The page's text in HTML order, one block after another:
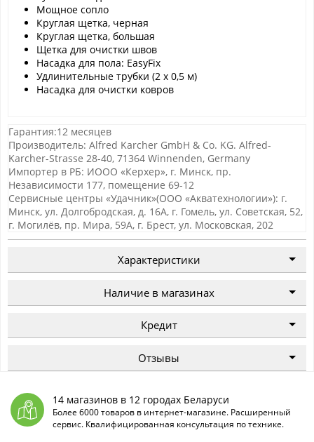
Мощное сопло
Круглая щетка, черная
Круглая щетка, большая
Щетка для очистки швов
Насадка для пола: EasyFix
Удлинительные трубки (2 х 0,5 м)
Насадка для очистки ковров
Гарантия:12 месяцев
Производитель: Alfred Karcher GmbH & Co. KG. Alfred-
Karcher-Strasse 28-40, 71364 Winnenden, Germany
Импортер в РБ: ИООО «Керхер», г. Минск, пр.
Независимости 177, помещение 69-12
Сервисные центры «Удачник»(ООО «Акватехнологии»): г.
Минск, ул. Долгобродская, д. 16А, г. Гомель, ул. Советская, 52,
г. Могилёв, пр. Мира, 59А, г. Брест, ул. Московская, 202
Характеристики
Наличие в магазинах
Кредит
Отзывы
14 магазинов в 12 городах Беларуси
Более 6000 товаров в интернет-магазине. Расширенный
сервис. Квалифицированная консультация по технике.